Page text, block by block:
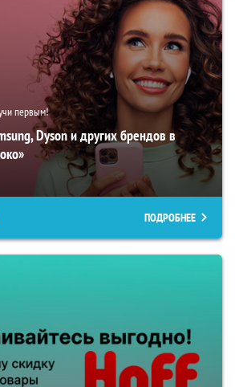
первым!
Dyson и других брендов в
ПОДРОБНЕЕ